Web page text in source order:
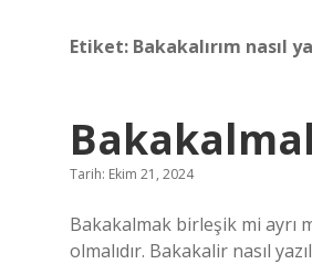
Etiket: Bakakalırım nasıl
Tarih: Ekim 21, 2024
Bakakalmak birleşik mi ayrı
olmalıdır. Bakakalir nasıl